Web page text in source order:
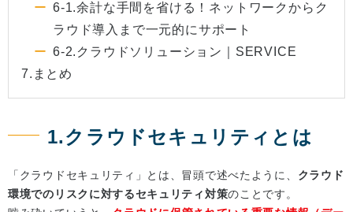
6-1.余計な手間を省ける！ネットワークからク
ラウド導入まで一元的にサポート
6-2.クラウドソリューション｜SERVICE
7.まとめ
1.クラウドセキュリティとは
「クラウドセキュリティ」とは、冒頭で述べたように、 クラウド
環境でのリスクに対するセキュリティ対策のことです。